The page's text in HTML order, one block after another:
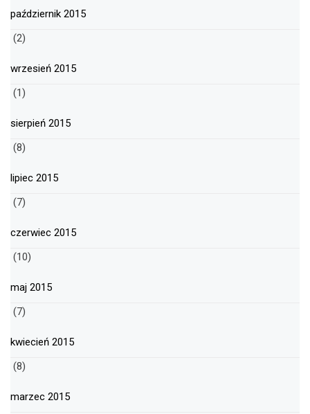
październik 2015
(2)
wrzesień 2015
(1)
sierpień 2015
(8)
lipiec 2015
(7)
czerwiec 2015
(10)
maj 2015
(7)
kwiecień 2015
(8)
marzec 2015